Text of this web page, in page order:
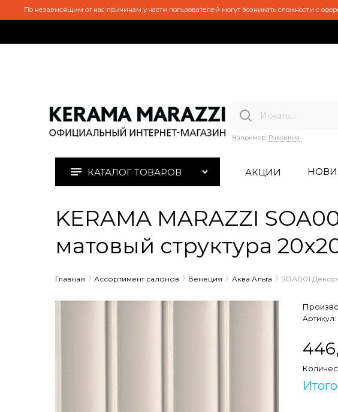
По независящим от нас причинам у части пользователей могут возникать сложности с
Например: Раковина
КАТАЛОГ ТОВАРОВ АКЦИИ
KERAMA MARAZZI
матовый структура
Главная Ассортимент салонов Венеция Аква Альта SOA001
Артикул: